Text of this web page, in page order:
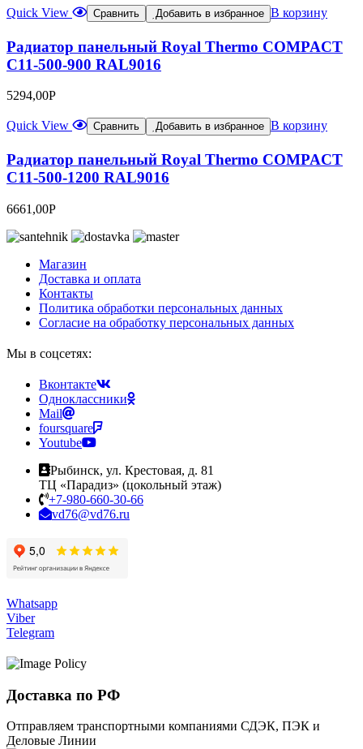
Quick View Сравнить Добавить в избранное В корзину
Радиатор панельный Royal Thermo COMPACT
C11-500-900 RAL9016
5294,00Р
Quick View Сравнить Добавить в избранное В корзину
Радиатор панельный Royal Thermo COMPACT
C11-500-1200 RAL9016
6661,00Р
Магазин
Доставка и оплата
Контакты
Политика обработки персональных данных
Согласие на обработку персональных данных
Мы в соцсетях:
Вконтакте
Одноклассники
Mail
foursquare
Youtube
Рыбинск, ул. Крестовая, д. 81
ТЦ «Парадиз» (цокольный этаж)
+7-980-660-30-66
vd76@vd76.ru
Whatsapp
Viber
Telegram
Доставка по РФ
Отправляем транспортными компаниями СДЭК, ПЭК и
Деловые Линии